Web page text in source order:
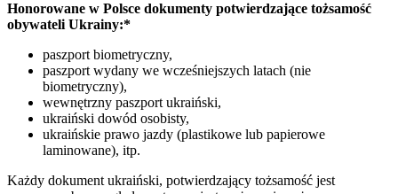
Honorowane w Polsce dokumenty potwierdzające tożsamość
obywateli Ukrainy:*
paszport biometryczny,
paszport wydany we wcześniejszych latach (nie
biometryczny),
wewnętrzny paszport ukraiński,
ukraiński dowód osobisty,
ukraińskie prawo jazdy (plastikowe lub papierowe
laminowane), itp.
Każdy dokument ukraiński, potwierdzający tożsamość jest